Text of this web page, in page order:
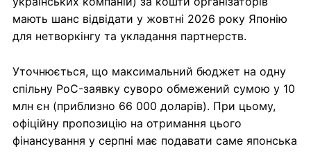
мають шанс відвідати у жовтні 2026 року Японію
для нетворкінгу та укладання партнерств.
Уточнюється, що максимальний бюджет на одну
спільну PoC-заявку суворо обмежений сумою у 10
млн єн (приблизно 66 000 доларів). При цьому,
офіційну пропозицію на отримання цього
фінансування у серпні має подавати саме японська